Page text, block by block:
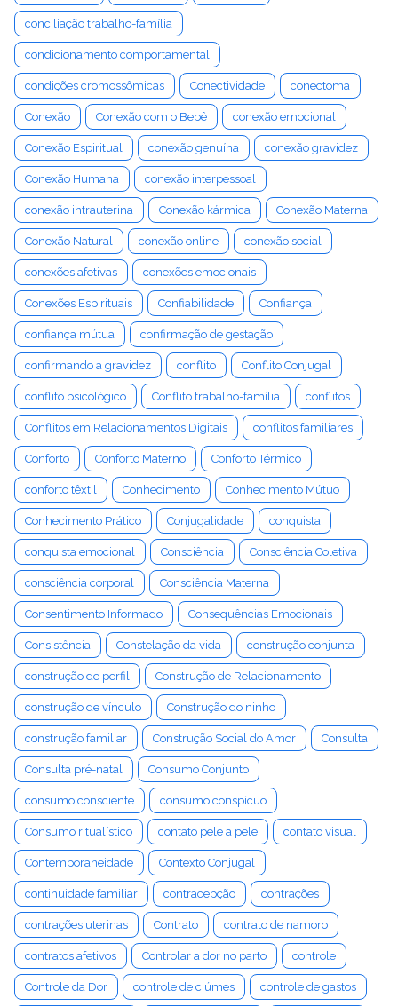
conciliação trabalho-família
condicionamento comportamental
condições cromossômicas Conectividade conectoma
Conexão Conexão com o Bebê conexão emocional
Conexão Espiritual conexão genuína conexão gravidez
Conexão Humana conexão interpessoal
conexão intrauterina Conexão kármica Conexão Materna
Conexão Natural conexão online conexão social
conexões afetivas conexões emocionais
Conexões Espirituais Confiabilidade Confiança
confiança mútua confirmação de gestação
confirmando a gravidez conflito Conflito Conjugal
conflito psicológico Conflito trabalho-família conflitos
Conflitos em Relacionamentos Digitais conflitos familiares
Conforto Conforto Materno Conforto Térmico
conforto têxtil Conhecimento Conhecimento Mútuo
Conhecimento Prático Conjugalidade conquista
conquista emocional Consciência Consciência Coletiva
consciência corporal Consciência Materna
Consentimento Informado Consequências Emocionais
Consistência Constelação da vida construção conjunta
construção de perfil Construção de Relacionamento
construção de vínculo Construção do ninho
construção familiar Construção Social do Amor Consulta
Consulta pré-natal Consumo Conjunto
consumo consciente consumo conspícuo
Consumo ritualístico contato pele a pele contato visual
Contemporaneidade Contexto Conjugal
continuidade familiar contracepção contrações
contrações uterinas Contrato contrato de namoro
contratos afetivos Controlar a dor no parto controle
Controle da Dor controle de ciúmes controle de gastos